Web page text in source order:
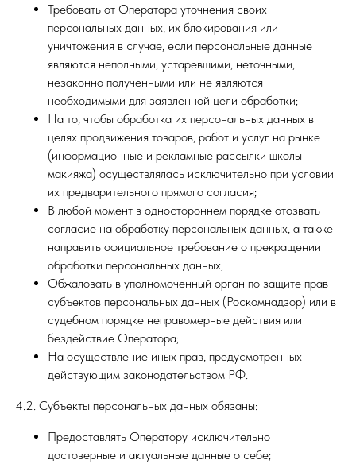
Требовать от Оператора уточнения своих
персональных данных, их блокирования или
уничтожения в случае, если персональные данные
являются неполными, устаревшими, неточными,
незаконно полученными или не являются
необходимыми для заявленной цели обработки;
На то, чтобы обработка их персональных данных в
целях продвижения товаров, работ и услуг на рынке
(информационные и рекламные рассылки школы
макияжа) осуществлялась исключительно при условии
их предварительного прямого согласия;
В любой момент в одностороннем порядке отозвать
согласие на обработку персональных данных, а также
направить официальное требование о прекращении
обработки персональных данных;
Обжаловать в уполномоченный орган по защите прав
субъектов персональных данных (Роскомнадзор) или в
судебном порядке неправомерные действия или
бездействие Оператора;
На осуществление иных прав, предусмотренных
действующим законодательством РФ.
4.2. Субъекты персональных данных обязаны:
Предоставлять Оператору исключительно
достоверные и актуальные данные о себе;